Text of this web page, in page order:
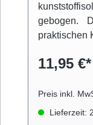
gebogen.
praktischen
11,95 €*
Preis inkl.
Lieferzeit: